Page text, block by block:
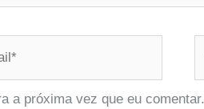
a próxima vez que eu comentar.